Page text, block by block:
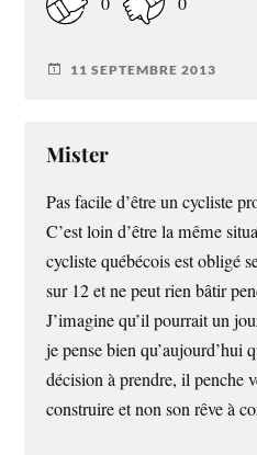
11 SEPTEMBRE 2013
Mister
Pas facile d’être un cycliste
C’est loin d’être la même
cycliste québécois est obligé
sur 12 et ne peut rien bâtir
J’imagine qu’il pourrait un
je pense bien qu’aujourd’hui
décision à prendre, il penche
construire et non son rêve à